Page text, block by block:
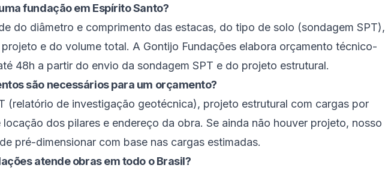
fundação em Espírito Santo?
do diâmetro e comprimento das estacas, do tipo de solo (sondagem SPT),
e do volume total. A Gontijo Fundações elabora orçamento técnico-
48h a partir do envio da sondagem SPT e do projeto estrutural.
são necessários para um orçamento?
(relatório de investigação geotécnica), projeto estrutural com cargas por
locação dos pilares e endereço da obra. Se ainda não houver projeto, nosso
pré-dimensionar com base nas cargas estimadas.
atende obras em todo o Brasil?